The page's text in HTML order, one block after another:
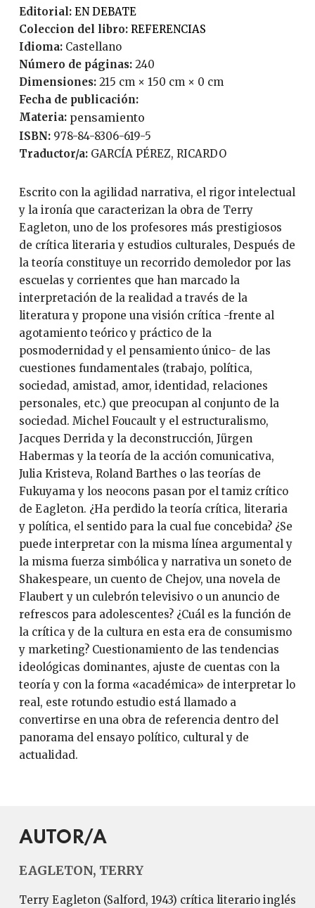
Editorial:
EN DEBATE
Coleccion del libro:
REFERENCIAS
Idioma:
Castellano
Número de páginas:
240
Dimensiones: 215 cm × 150 cm × 0 cm
Fecha de publicación:
Materia: pensamiento
ISBN:
978-84-8306-619-5
Traductor/a:
GARCÍA PÉREZ, RICARDO
Escrito con la agilidad narrativa, el rigor intelectual
y la ironía que caracterizan la obra de Terry
Eagleton, uno de los profesores más prestigiosos
de crítica literaria y estudios culturales, Después de
la teoría constituye un recorrido demoledor por las
escuelas y corrientes que han marcado la
interpretación de la realidad a través de la
literatura y propone una visión crítica -frente al
agotamiento teórico y práctico de la
posmodernidad y el pensamiento único- de las
cuestiones fundamentales (trabajo, política,
sociedad, amistad, amor, identidad, relaciones
personales, etc.) que preocupan al conjunto de la
sociedad. Michel Foucault y el estructuralismo,
Jacques Derrida y la deconstrucción, Jürgen
Habermas y la teoría de la acción comunicativa,
Julia Kristeva, Roland Barthes o las teorías de
Fukuyama y los neocons pasan por el tamiz crítico
de Eagleton. ¿Ha perdido la teoría crítica, literaria
y política, el sentido para la cual fue concebida? ¿Se
puede interpretar con la misma línea argumental y
la misma fuerza simbólica y narrativa un soneto de
Shakespeare, un cuento de Chejov, una novela de
Flaubert y un culebrón televisivo o un anuncio de
refrescos para adolescentes? ¿Cuál es la función de
la crítica y de la cultura en esta era de consumismo
y marketing? Cuestionamiento de las tendencias
ideológicas dominantes, ajuste de cuentas con la
teoría y con la forma «académica» de interpretar lo
real, este rotundo estudio está llamado a
convertirse en una obra de referencia dentro del
panorama del ensayo político, cultural y de
actualidad.
AUTOR/A
EAGLETON, TERRY
Terry Eagleton (Salford, 1943) crítica literario inglés